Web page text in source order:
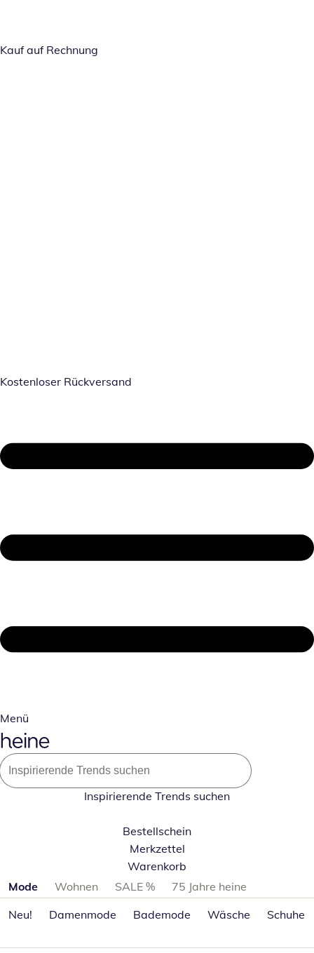
Kauf auf Rechnung
Kostenloser Rückversand
Menü
Inspirierende Trends suchen
Bestellschein
Merkzettel
Warenkorb
Produktkategorien überspringen
Mode Wohnen SALE %
75 Jahre heine
Neu!
Damenmode Bademode Wäsche Schuhe